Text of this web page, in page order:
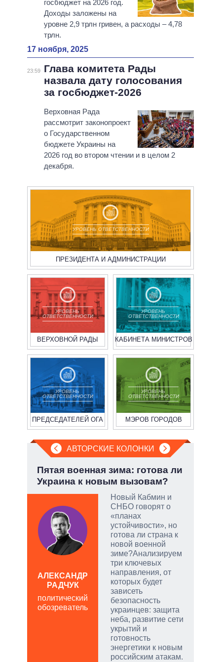
госбюджет на 2026 год.
Доходы заложены на
уровне 2,9 трлн гривен, а расходы – 4,78
трлн.
17 ноября, 2025
23:59
Глава комитета Рады
назвала дату голосования
за госбюджет-2026
Верховная Рада
рассмотрит законопроект
о Государственном
бюджете Украины на
2026 год во втором чтении и в целом 2
декабря.
УРОВЕНЬ ОТВЕТСТВЕННОСТИ
ПРЕЗИДЕНТА И АДМИНИСТРАЦИИ
УРОВЕНЬ
ОТВЕТСТВЕННОСТИ
ВЕРХОВНОЙ РАДЫ
УРОВЕНЬ
ОТВЕТСТВЕННОСТИ
КАБИНЕТА МИНИСТРОВ
УРОВЕНЬ
ОТВЕТСТВЕННОСТИ
ПРЕДСЕДАТЕЛЕЙ ОГА
УРОВЕНЬ
ОТВЕТСТВЕННОСТИ
МЭРОВ ГОРОДОВ
АВТОРСКИЕ КОЛОНКИ
Пятая военная зима: готова ли
Украина к новым вызовам?
Новый Кабмин и
СНБО говорят о
«планах
устойчивости», но
готова ли страна к
новой военной
зиме?Анализируем
три ключевых
направления, от
которых будет
зависеть
безопасность
украинцев: защита
неба, развитие сети
укрытий и
готовность
энергетики к новым
российским атакам.
АЛЕКСАНДР
РАДЧУК
политический
обозреватель